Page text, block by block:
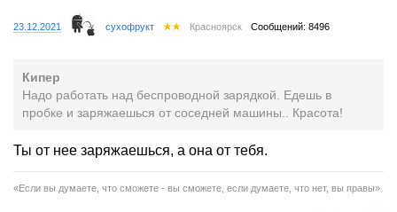
23.12.2021 сухофрукт Красноярск Сообщений: 8496
Кипер
Надо работать над беспроводной зарядкой. Едешь в
пробке и заряжаешься от соседней машины.. Красота!
Ты от нее заряжаешься, а она от тебя.
«Если вы думаете, что сможете - вы сможете, если думаете, что нет, вы правы»